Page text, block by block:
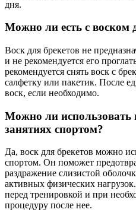
дня.
Можно ли есть с воском
Воск для брекетов не
и не рекомендуется его
рекомендуется снять воск с
салфетку или пакетик. После
воск, если необходимо.
Можно ли использовать
занятиях спортом?
Да, воск для брекетов можно
спортом. Он поможет
раздражение слизистой
активных физических
перед тренировкой и при
процедуру после нее.